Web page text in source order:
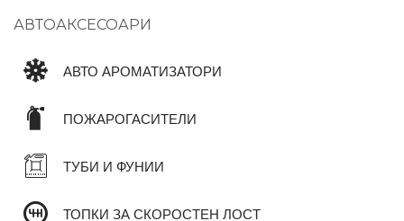
АВТОАКСЕСОАРИ
АВТО АРОМАТИЗАТОРИ
ПОЖАРОГАСИТЕЛИ
ТУБИ И ФУНИИ
ТОПКИ ЗА СКОРОСТЕН ЛОСТ